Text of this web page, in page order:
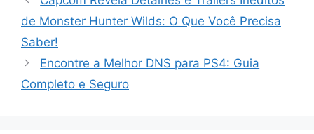
de Monster Hunter Wilds: O Que Você Precisa
Saber!
Encontre a Melhor DNS para PS4: Guia
Completo e Seguro